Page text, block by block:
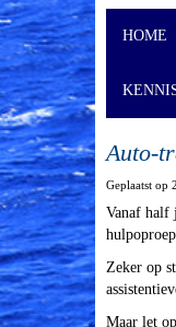
HOME
Auto-
Geplaatst op
Vanaf half
Zeker op
Maar let